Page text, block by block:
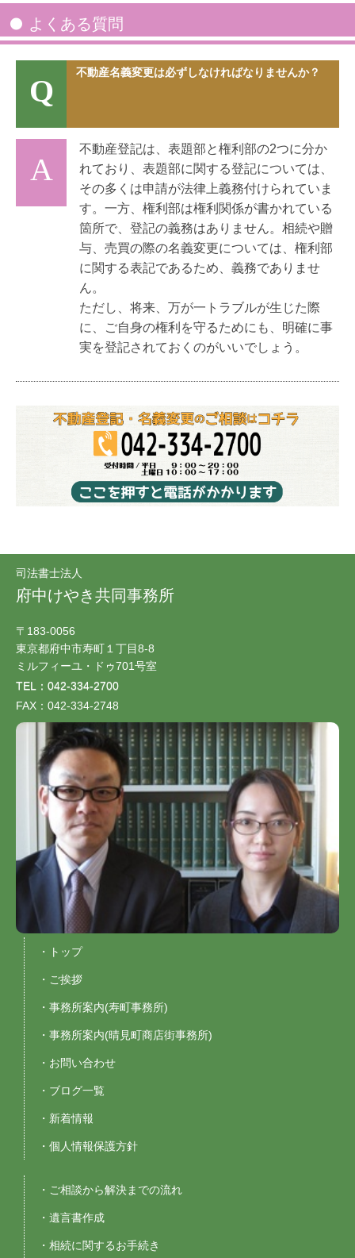
よくある質問
Q
不動産名義変更は必ずしなければなりませんか？
A
不動産登記は、表題部と権利部の2つに分か
れており、表題部に関する登記については、
その多くは申請が法律上義務付けられていま
す。一方、権利部は権利関係が書かれている
箇所で、登記の義務はありません。相続や贈
与、売買の際の名義変更については、権利部
に関する表記であるため、義務でありませ
ん。
ただし、将来、万が一トラブルが生じた際
に、ご自身の権利を守るためにも、明確に事
実を登記されておくのがいいでしょう。
司法書士法人
府中けやき共同事務所
〒183-0056
東京都府中市寿町１丁目8-8
ミルフィーユ・ドゥ701号室
TEL：042-334-2700
FAX：042-334-2748
・トップ
・ご挨拶
・事務所案内(寿町事務所)
・事務所案内(晴見町商店街事務所)
・お問い合わせ
・ブログ一覧
・新着情報
・個人情報保護方針
・ご相談から解決までの流れ
・遺言書作成
・相続に関するお手続き